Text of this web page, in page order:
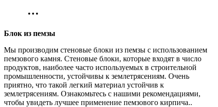
Блок из пемзы
Мы производим стеновые блоки из пемзы с использованием
пемзового камня. Стеновые блоки, которые входят в число
продуктов, наиболее часто используемых в строительной
промышленности, устойчивы к землетрясениям. Очень
приятно, что такой легкий материал устойчив к
землетрясениям. Ознакомьтесь с нашими рекомендациями,
чтобы увидеть лучшее применение пемзового кирпича..